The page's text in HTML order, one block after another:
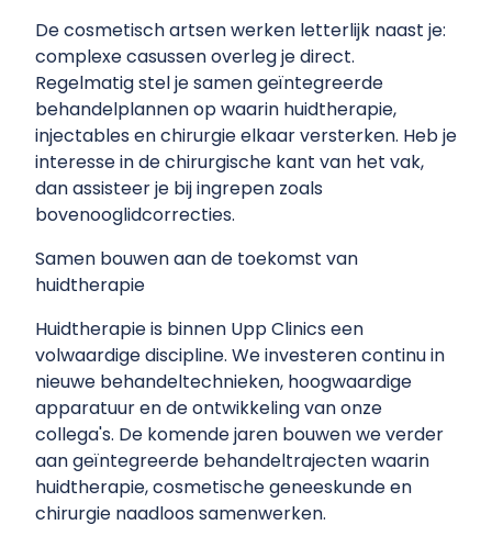
De cosmetisch artsen werken letterlijk naast je:
complexe casussen overleg je direct.
Regelmatig stel je samen geïntegreerde
behandelplannen op waarin huidtherapie,
injectables en chirurgie elkaar versterken. Heb je
interesse in de chirurgische kant van het vak,
dan assisteer je bij ingrepen zoals
bovenooglidcorrecties.
Samen bouwen aan de toekomst van
huidtherapie
Huidtherapie is binnen Upp Clinics een
volwaardige discipline. We investeren continu in
nieuwe behandeltechnieken, hoogwaardige
apparatuur en de ontwikkeling van onze
collega's. De komende jaren bouwen we verder
aan geïntegreerde behandeltrajecten waarin
huidtherapie, cosmetische geneeskunde en
chirurgie naadloos samenwerken.